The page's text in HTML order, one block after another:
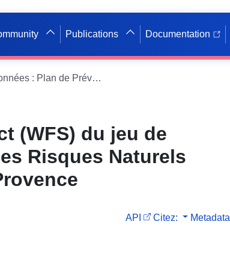
Publications Documentation
Service de téléchargement direct (WFS) du jeu de données : Plan de Prévention des Risques Naturels (PPRN) IF des Alpes de Haute-Provence
(WFS) du jeu de
Risques Naturels
Provence
API Citez: Metadata